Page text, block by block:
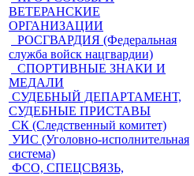
ВЕТЕРАНСКИЕ
ОРГАНИЗАЦИИ
РОСГВАРДИЯ (Федеральная
служба войск нацгвардии)
СПОРТИВНЫЕ ЗНАКИ И
МЕДАЛИ
СУДЕБНЫЙ ДЕПАРТАМЕНТ,
СУДЕБНЫЕ ПРИСТАВЫ
СК (Следственный комитет)
УИС (Уголовно-исполнительная
система)
ФСО, СПЕЦСВЯЗЬ,